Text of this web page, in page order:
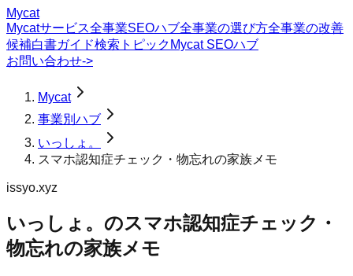
Mycat
Mycatサービス全事業SEOハブ全事業の選び方全事業の改善
候補白書ガイド検索トピック Mycat SEOハブ
お問い合わせ->
Mycat
事業別ハブ
いっしょ。
スマホ認知症チェック・物忘れの家族メモ
issyo.xyz
いっしょ。 のスマホ認知症チェック・
物忘れの家族メモ